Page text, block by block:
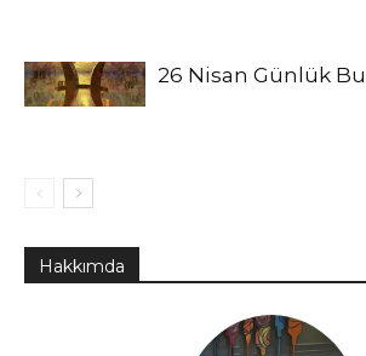
26 Nisan Günlük
Hakkımda